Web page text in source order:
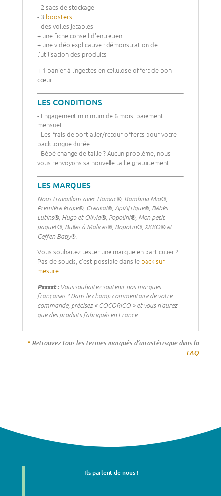
- 2 sacs de stockage
- 3 boosters
- des voiles jetables
+ une fiche conseil d'entretien
+ une vidéo explicative : démonstration de
l'utilisation des produits
+ 1 panier à lingettes en cellulose offert de bon
cœur
LES CONDITIONS
- Engagement minimum de 6 mois, paiement
mensuel
- Les frais de port aller/retour offerts pour votre
pack longue durée
- Bébé change de taille ? Aucun problème, nous
vous renvoyons sa nouvelle taille gratuitement
LES MARQUES
Nous travaillons avec Hamac®, Bambino Mio®,
Première étape®, Creakai®, ApiAfrique®, Bébés
Lutins®, Hugo et Olivia®, Popolini®, Mon petit
paquet®, Bulles à Malices®, Bopotin®, XKKO® et
Geffen Baby®.
Vous souhaitez tester une marque en particulier ?
Pas de soucis, c'est possible dans le pack sur
mesure.
Psssst :Vous souhaitez soutenir nos marques
françaises ? Dans le champ commentaire de votre
commande, précisez « COCORICO » et vous n’aurez
que des produits fabriqués en France.
* Retrouvez tous les termes marqués d’un astérisque dans la
FAQ
Ils parlent de nous !